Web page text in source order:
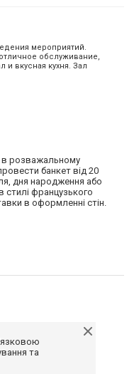
мероприятий.
обслуживание,
вкусная кухня. Зал
в розважальному
банкет від 20
дня народження або
стилі французького
в оформленні стін.
та